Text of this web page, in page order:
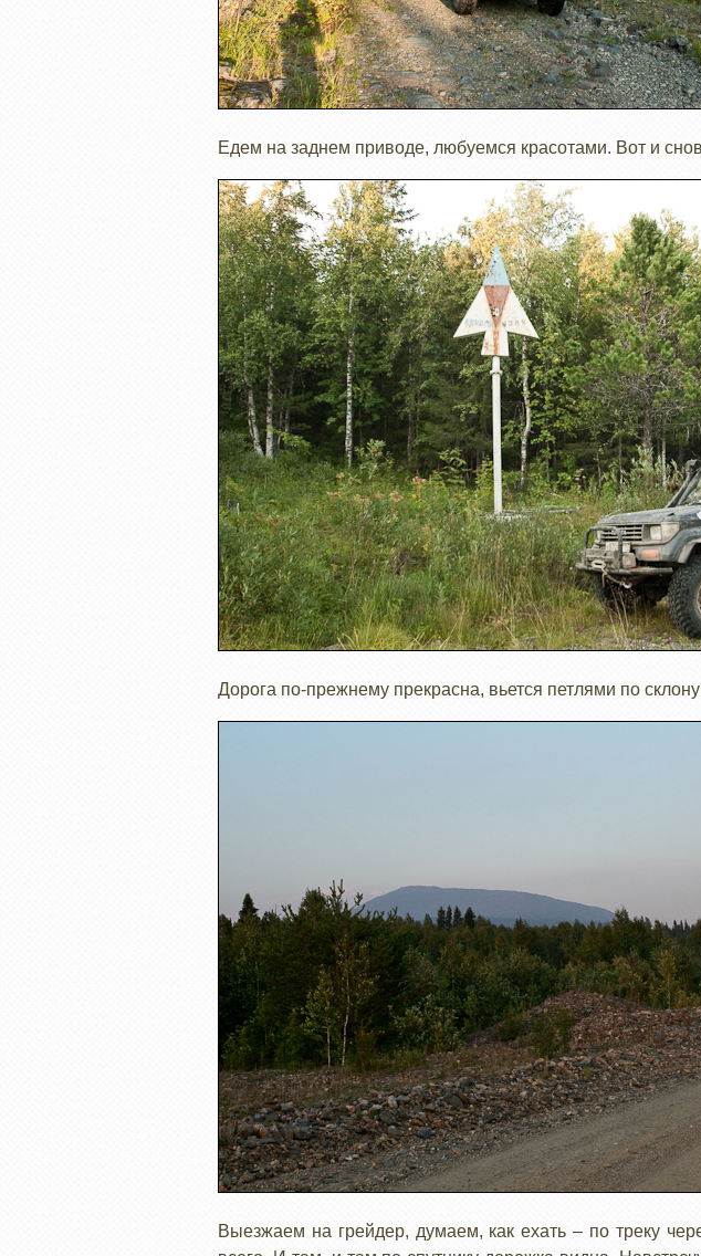
Едем на заднем приводе, любуемся красотами. Вот и
Дорога по-прежнему прекрасна, вьется петлями по
Выезжаем на грейдер, думаем, как ехать – по треку